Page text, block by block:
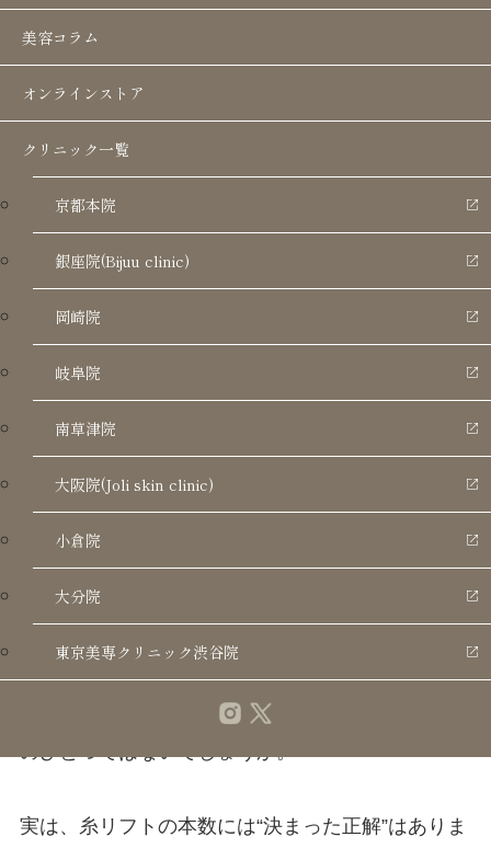
美容コラム
オンラインストア
クリニック一覧
京都本院
銀座院(Bijuu clinic)
岡崎院
岐阜院
南草津院
大阪院(Joli skin clinic)
小倉院
大分院
東京美専クリニック渋谷院
糸リフトは何本必要？基本の考え方
「糸リフトって、何本くらい入れるのが正解な
の？」
施術を検討している方が最初に気になるポイント
実は、糸リフトの本数には“決まった正解”はありま